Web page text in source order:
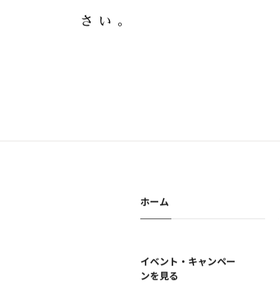
さ い 。
ホーム
イベント・キャンペー
ンを見る